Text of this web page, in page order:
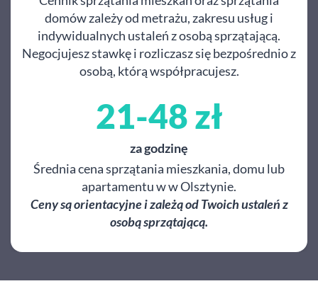
domów zależy od metrażu, zakresu usług i
indywidualnych ustaleń z osobą sprzątającą.
Negocjujesz stawkę i rozliczasz się bezpośrednio z
osobą, którą współpracujesz.
21-48 zł
za godzinę
Średnia cena sprzątania mieszkania, domu lub
apartamentu w w Olsztynie.
Ceny są orientacyjne i zależą od Twoich ustaleń z
osobą sprzątającą.